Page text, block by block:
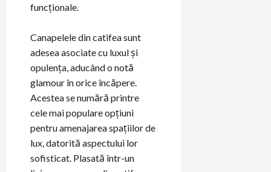
funcționale.
Canapelele din catifea sunt
adesea asociate cu luxul și
opulența, aducând o notă
glamour în orice încăpere.
Acestea se numără printre
cele mai populare opțiuni
pentru amenajarea spațiilor de
lux, datorită aspectului lor
sofisticat. Plasată într-un